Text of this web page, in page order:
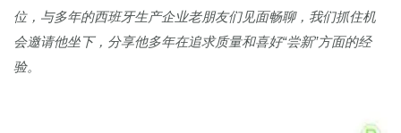
位，与多年的西班牙生产企业老朋友们见面畅聊，我们抓住机
会邀请他坐下，分享他多年在追求质量和喜好“尝新”方面的经
验。